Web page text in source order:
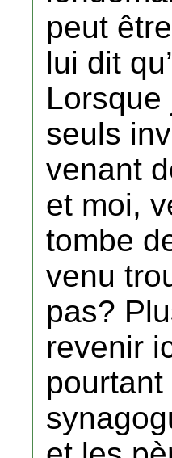
peut
lui dit
seuls
venant
et moi,
tombe
venu
pas?
revenir